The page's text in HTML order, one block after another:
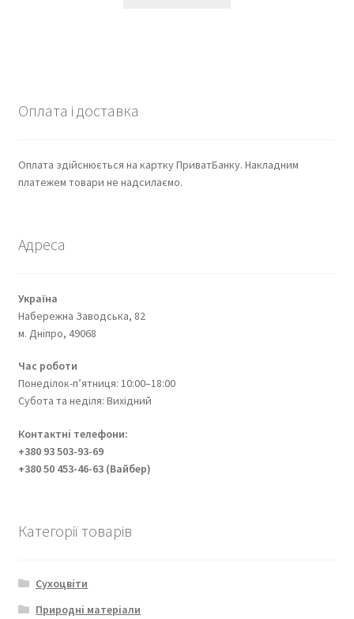
Оплата і доставка
Оплата здійснюється на картку ПриватБанку. Накладним
платежем товари не надсилаємо.
Адреса
Україна
Набережна Заводська, 82
м. Дніпро, 49068
Час роботи
Понеділок-п’ятниця: 10:00–18:00
Субота та неділя: Вихідний
Контактні телефони:
+380 93 503-93-69
+380 50 453-46-63 (Вайбер)
Категорії товарів
Сухоцвіти
Природні матеріали